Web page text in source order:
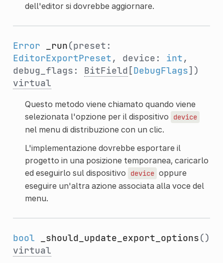
dell'editor si dovrebbe aggiornare.
Error _run(preset:
EditorExportPreset, device: int,
debug_flags: BitField [DebugFlags])
virtual
Questo metodo viene chiamato quando viene
selezionata l'opzione per il dispositivo
device
nel menu di distribuzione con un clic.
L'implementazione dovrebbe esportare il
progetto in una posizione temporanea, caricarlo
ed eseguirlo sul dispositivo
device oppure
eseguire un'altra azione associata alla voce del
menu.
bool _should_update_export_options()
virtual